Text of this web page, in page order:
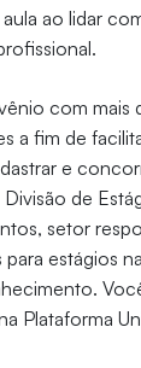
ao lidar
com mais
a fim de
e
de
setor
estágios
Plataforma